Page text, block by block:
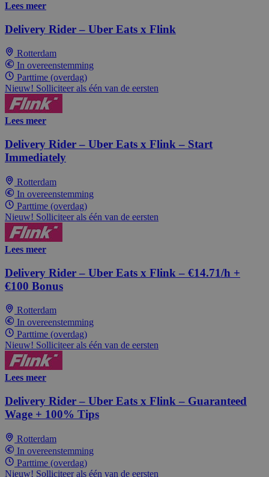
Lees meer
Delivery Rider – Uber Eats x Flink
Rotterdam
In overeenstemming
Parttime (overdag)
Nieuw! Solliciteer als één van de eersten
Lees meer
Delivery Rider – Uber Eats x Flink – Start
Immediately
Rotterdam
In overeenstemming
Parttime (overdag)
Nieuw! Solliciteer als één van de eersten
Lees meer
Delivery Rider – Uber Eats x Flink – €14.71/h +
€100 Bonus
Rotterdam
In overeenstemming
Parttime (overdag)
Nieuw! Solliciteer als één van de eersten
Lees meer
Delivery Rider – Uber Eats x Flink – Guaranteed
Wage + 100% Tips
Rotterdam
In overeenstemming
Parttime (overdag)
Nieuw! Solliciteer als één van de eersten